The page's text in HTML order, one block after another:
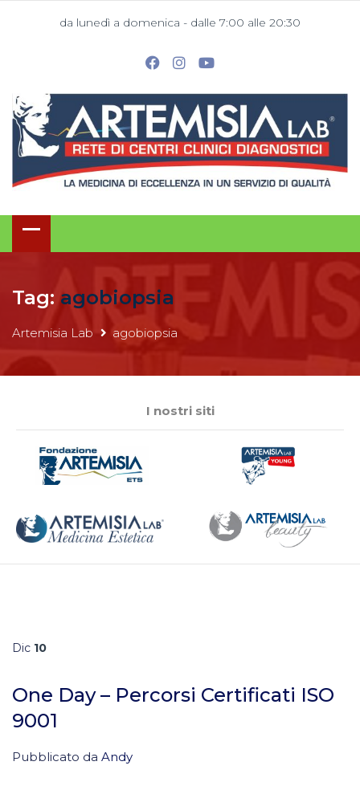
da lunedì a domenica - dalle 7:00 alle 20:30
Tag:agobiopsia
Artemisia Lab agobiopsia
I nostri siti
Dic 10
One Day – Percorsi Certificati ISO
9001
Pubblicato da Andy